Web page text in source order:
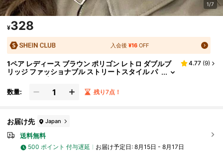
1/7
¥328
入会後¥16 OFF
1ペア レディース ブラウン ポリゴン レトロ ダブルブ
リッジ ファッショナブル ストリートスタイル パ
ーソナライズ PCフレームメガネ
4.77 (9)
数量: 残り7点！
お届け先 Japan
送料無料
500 ポイント 付与遅延 お届け予定日: 8月15日 - 8月17日